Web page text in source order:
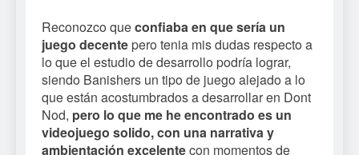
Reconozco queconfiaba en que sería un
juego decente pero tenia mis dudas respecto a
lo que el estudio de desarrollo podría lograr,
siendo Banishers un tipo de juego alejado a lo
que están acostumbrados a desarrollar en Dont
Nod, pero lo que me he encontrado es un
videojuego solido, con una narrativa y
ambientación excelentecon momentos de